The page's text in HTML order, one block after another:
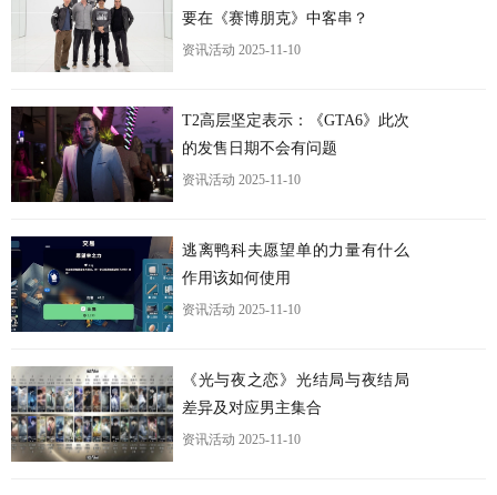
要在《赛博朋克》中客串？
资讯活动 2025-11-10
T2高层坚定表示：《GTA6》此次
的发售日期不会有问题
资讯活动 2025-11-10
逃离鸭科夫愿望单的力量有什么
作用该如何使用
资讯活动 2025-11-10
《光与夜之恋》光结局与夜结局
差异及对应男主集合
资讯活动 2025-11-10